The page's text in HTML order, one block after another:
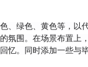
、绿色、黄色等，以
氛围。在场景布置上
忆。同时添加一些与